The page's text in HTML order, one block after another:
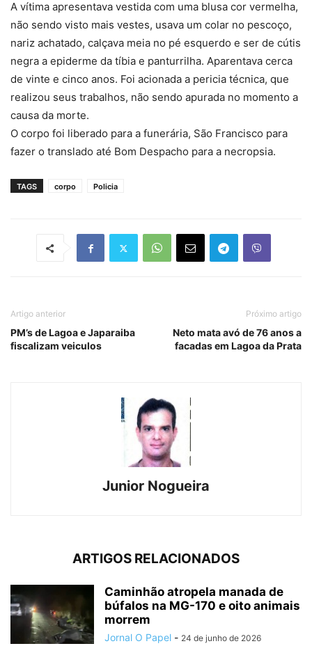
A vítima apresentava vestida com uma blusa cor vermelha,
não sendo visto mais vestes, usava um colar no pescoço,
nariz achatado, calçava meia no pé esquerdo e ser de cútis
negra a epiderme da tíbia e panturrilha. Aparentava cerca
de vinte e cinco anos. Foi acionada a pericia técnica, que
realizou seus trabalhos, não sendo apurada no momento a
causa da morte.
O corpo foi liberado para a funerária, São Francisco para
fazer o translado até Bom Despacho para a necropsia.
TAGS corpo Policia
Artigo anterior
PM’s de Lagoa e Japaraiba
fiscalizam veiculos
Próximo artigo
Neto mata avó de 76 anos a
facadas em Lagoa da Prata
Junior Nogueira
ARTIGOS RELACIONADOS
Caminhão atropela manada de
búfalos na MG-170 e oito animais
morrem
Jornal O Papel - 24 de junho de 2026